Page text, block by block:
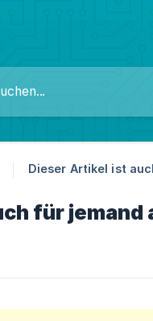
Dieser Artikel ist
für